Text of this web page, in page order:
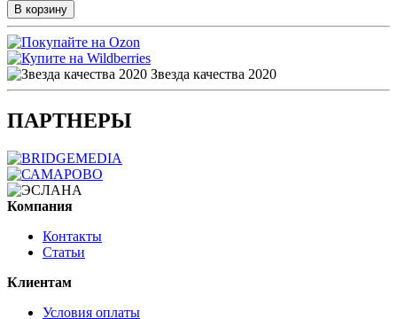
В корзину
Звезда качества 2020
ПАРТНЕРЫ
Компания
Контакты
Статьи
Клиентам
Условия оплаты